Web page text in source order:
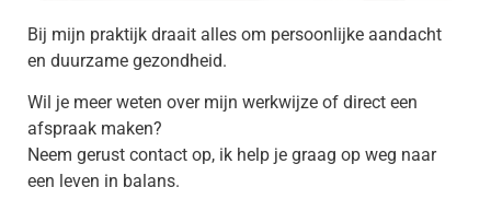
Bij mijn praktijk draait alles om persoonlijke aandacht
en duurzame gezondheid.
Wil je meer weten over mijn werkwijze of direct een
afspraak maken?
Neem gerust contact op, ik help je graag op weg naar
een leven in balans.